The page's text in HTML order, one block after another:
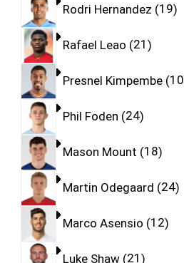
Rodri Hernandez 19
Rafael Leao 21
Presnel Kimpembe 10
Phil Foden 24
Mason Mount 18
Martin Odegaard 24
Marco Asensio 12
Luke Shaw 21